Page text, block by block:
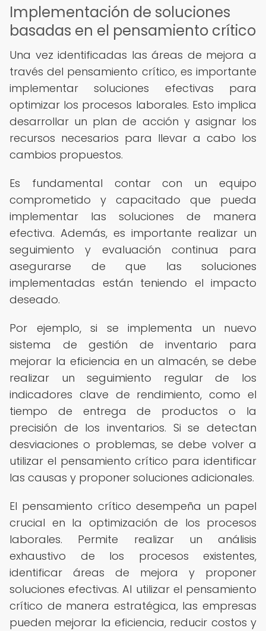
Implementación de soluciones
basadas en el pensamiento crítico
Una vez identificadas las áreas de mejora a
través del pensamiento crítico, es importante
implementar soluciones efectivas para
optimizar los procesos laborales. Esto implica
desarrollar un plan de acción y asignar los
recursos necesarios para llevar a cabo los
cambios propuestos.
Es fundamental contar con un equipo
comprometido y capacitado que pueda
implementar las soluciones de manera
efectiva. Además, es importante realizar un
seguimiento y evaluación continua para
asegurarse de que las soluciones
implementadas están teniendo el impacto
deseado.
Por ejemplo, si se implementa un nuevo
sistema de gestión de inventario para
mejorar la eficiencia en un almacén, se debe
realizar un seguimiento regular de los
indicadores clave de rendimiento, como el
tiempo de entrega de productos o la
precisión de los inventarios. Si se detectan
desviaciones o problemas, se debe volver a
utilizar el pensamiento crítico para identificar
las causas y proponer soluciones adicionales.
El pensamiento crítico desempeña un papel
crucial en la optimización de los procesos
laborales. Permite realizar un análisis
exhaustivo de los procesos existentes,
identificar áreas de mejora y proponer
soluciones efectivas. Al utilizar el pensamiento
crítico de manera estratégica, las empresas
pueden mejorar la eficiencia, reducir costos y